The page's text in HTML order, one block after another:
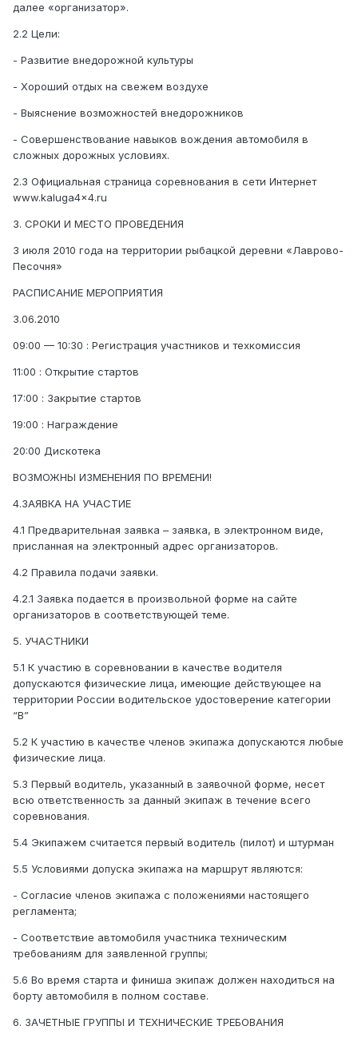
далее «организатор».
2.2 Цели:
- Развитие внедорожной культуры
- Хороший отдых на свежем воздухе
- Выяснение возможностей внедорожников
- Совершенствование навыков вождения автомобиля в
сложных дорожных условиях.
2.3 Официальная страница соревнования в сети Интернет
www.kaluga4x4.ru
3. СРОКИ И МЕСТО ПРОВЕДЕНИЯ
3 июля 2010 года на территории рыбацкой деревни «Лаврово-
Песочня»
РАСПИСАНИЕ МЕРОПРИЯТИЯ
3.06.2010
09:00 — 10:30 : Регистрация участников и техкомиссия
11:00 : Открытие стартов
17:00 : Закрытие стартов
19:00 : Награждение
20:00 Дискотека
ВОЗМОЖНЫ ИЗМЕНЕНИЯ ПО ВРЕМЕНИ!
4.ЗАЯВКА НА УЧАСТИЕ
4.1 Предварительная заявка – заявка, в электронном виде,
присланная на электронный адрес организаторов.
4.2 Правила подачи заявки.
4.2.1 Заявка подается в произвольной форме на сайте
организаторов в соответствующей теме.
5. УЧАСТНИКИ
5.1 К участию в соревновании в качестве водителя
допускаются физические лица, имеющие действующее на
территории России водительское удостоверение категории
“B”
5.2 К участию в качестве членов экипажа допускаются любые
физические лица.
5.3 Первый водитель, указанный в заявочной форме, несет
всю ответственность за данный экипаж в течение всего
соревнования.
5.4 Экипажем считается первый водитель (пилот) и штурман
5.5 Условиями допуска экипажа на маршрут являются:
- Согласие членов экипажа с положениями настоящего
регламента;
- Соответствие автомобиля участника техническим
требованиям для заявленной группы;
5.6 Во время старта и финиша экипаж должен находиться на
борту автомобиля в полном составе.
6. ЗАЧЕТНЫЕ ГРУППЫ И ТЕХНИЧЕСКИЕ ТРЕБОВАНИЯ